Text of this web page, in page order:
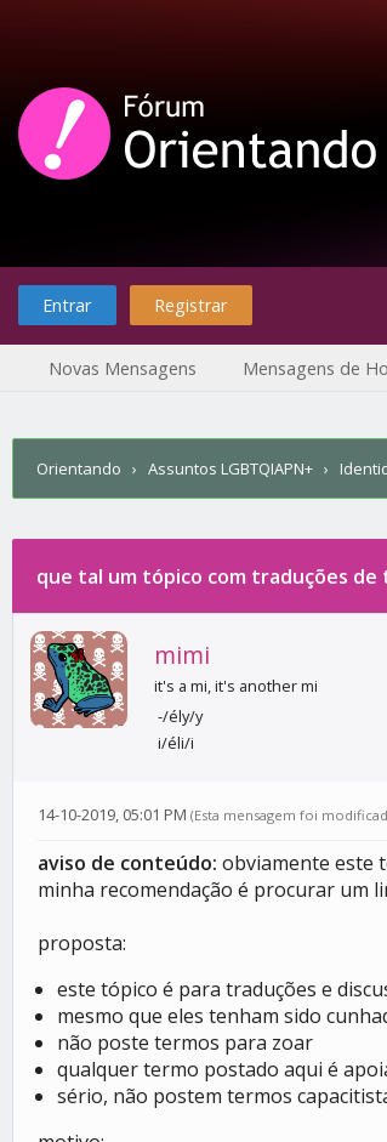
Entrar Registrar
Novas Mensagens Mensagens de
Orientando › Assuntos LGBTQIAPN+ ›
0 votos - 0
1
2
3
4
5
que tal um tópico com traduções
mimi
it's a mi, it's another mi
-/ély/y
i/éli/i
14-10-2019, 05:01 PM (Esta mensagem foi
aviso de conteúdo: obviamente este
minha recomendação é procurar um
proposta:
este tópico é para traduções e
mesmo que eles tenham sido
não poste termos para zoar
qualquer termo postado aqui é
sério, não postem termos